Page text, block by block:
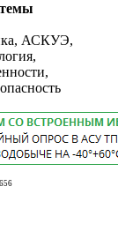
АСКУЭ,